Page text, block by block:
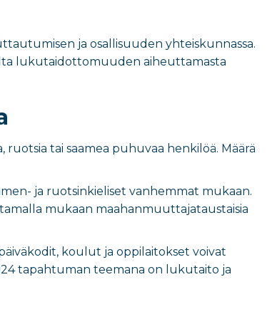
ja osallisuuden yhteiskunnassa.
lukutaidottomuuden aiheuttamasta
tai saamea puhuvaa henkilöä. Määrä
ja ruotsinkieliset vanhemmat mukaan.
mukaan maahanmuuttajataustaisia
koulut ja oppilaitokset voivat
tapahtuman teemana on lukutaito ja